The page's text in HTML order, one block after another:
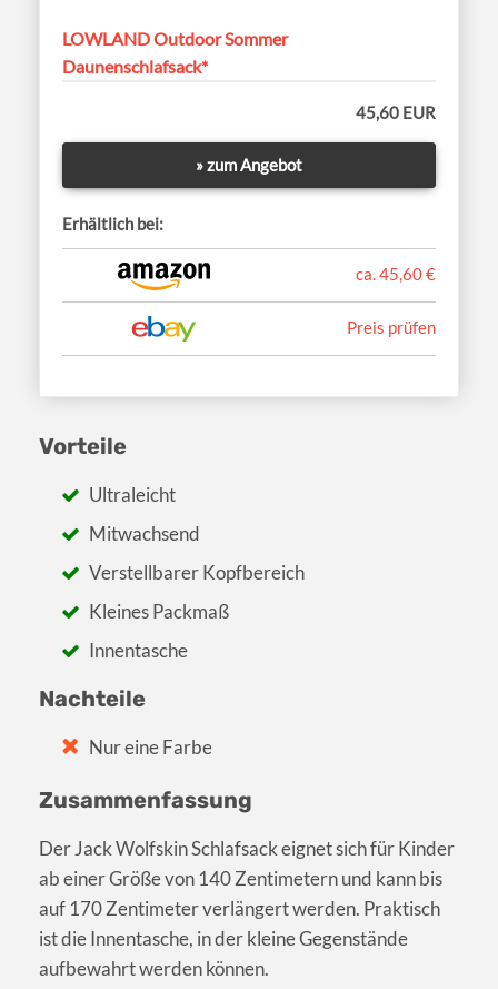
LOWLAND Outdoor Sommer
Daunenschlafsack*
45,60 EUR
» zum Angebot
Erhältlich bei:
ca. 45,60 €
Preis prüfen
Vorteile
Ultraleicht
Mitwachsend
Verstellbarer Kopfbereich
Kleines Packmaß
Innentasche
Nachteile
Nur eine Farbe
Zusammenfassung
Der Jack Wolfskin Schlafsack eignet sich für Kinder
ab einer Größe von 140 Zentimetern und kann bis
auf 170 Zentimeter verlängert werden. Praktisch
ist die Innentasche, in der kleine Gegenstände
aufbewahrt werden können.